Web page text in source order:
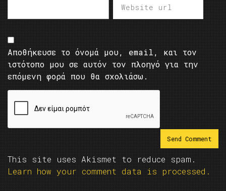
Αποθήκευσε το όνομά μου, email, και τον
ιστότοπο μου σε αυτόν τον πλοηγό για την
επόμενη φορά που θα σχολιάσω.
This site uses Akismet to reduce spam.
Learn how your comment data is processed.